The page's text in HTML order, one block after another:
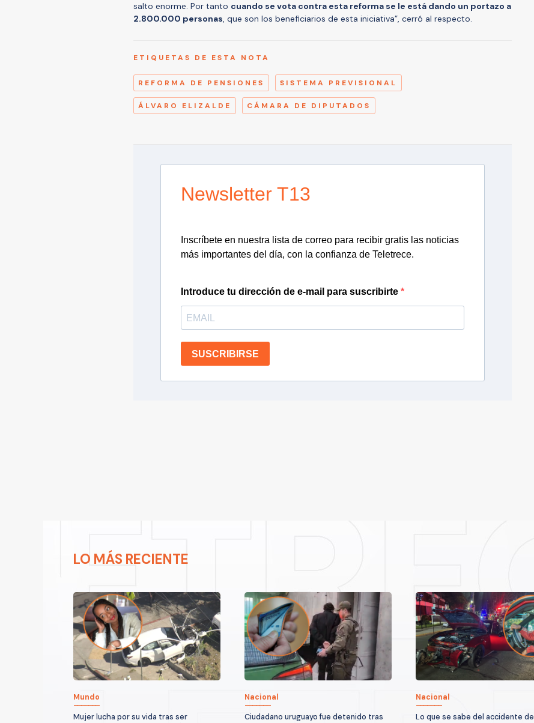
salto enorme. Por tanto cuando se vota contra esta reforma se le está dando un portazo a
2.800.000 personas, que son los beneficiarios de esta iniciativa”, cerró al respecto.
ETIQUETAS DE ESTA NOTA
REFORMA DE PENSIONES SISTEMA PREVISIONAL
ÁLVARO ELIZALDE CÁMARA DE DIPUTADOS
Newsletter T13
Inscríbete en nuestra lista de correo para recibir gratis las noticias
más importantes del día, con la confianza de Teletrece.
Introduce tu dirección de e-mail para suscribirte
SUSCRIBIRSE
LO MÁS RECIENTE
Mundo
Mujer lucha por su vida tras ser
Nacional
Ciudadano uruguayo fue detenido tras
Nacional
Lo que se sabe del accidente de